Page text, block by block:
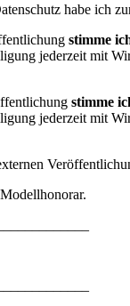
habe ich
stimme
jederzeit mit
stimme
jederzeit mit